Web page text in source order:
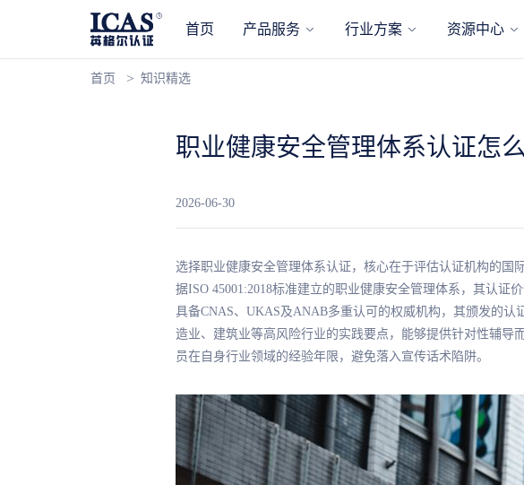
首页 产品服务 行业方案 资源中心
首页 知识精选
职业健康安全管理体系认证怎
2026-06-30
选择职业健康安全管理体系认证，核心在于评估认证机构的
据ISO 45001:2018标准建立的职业健康安全管理体系，其认
具备CNAS、UKAS及ANAB多重认可的权威机构，其颁发的
造业、建筑业等高风险行业的实践要点，能够提供针对性辅
员在自身行业领域的经验年限，避免落入宣传话术陷阱。